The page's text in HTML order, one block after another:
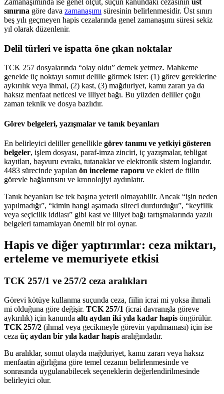
Zamanaşımında ise genel ölçüt, suçun kanundaki cezasının üst
sınırına göre dava zamanaşımı süresinin belirlenmesidir. Üst sınırı
beş yılı geçmeyen hapis cezalarında genel zamanaşımı süresi sekiz
yıl olarak düzenlenir.
Delil türleri ve ispatta öne çıkan noktalar
TCK 257 dosyalarında “olay oldu” demek yetmez. Mahkeme
genelde üç noktayı somut delille görmek ister: (1) görev gereklerine
aykırılık veya ihmal, (2) kast, (3) mağduriyet, kamu zararı ya da
haksız menfaat neticesi ve illiyet bağı. Bu yüzden deliller çoğu
zaman teknik ve dosya bazlıdır.
Görev belgeleri, yazışmalar ve tanık beyanları
En belirleyici deliller genellikle görev tanımı ve yetkiyi gösteren
belgeler, işlem dosyası, paraf-imza zinciri, iç yazışmalar, tebligat
kayıtları, başvuru evrakı, tutanaklar ve elektronik sistem loglarıdır.
4483 sürecinde yapılan ön inceleme raporu ve ekleri de fiilin
görevle bağlantısını ve kronolojiyi aydınlatır.
Tanık beyanları ise tek başına yeterli olmayabilir. Ancak “işin neden
yapılmadığı”, “kimin hangi aşamada süreci durdurduğu”, “keyfilik
veya seçicilik iddiası” gibi kast ve illiyet bağı tartışmalarında yazılı
belgeleri tamamlayan önemli bir rol oynar.
Hapis ve diğer yaptırımlar: ceza miktarı,
erteleme ve memuriyete etkisi
TCK 257/1 ve 257/2 ceza aralıkları
Görevi kötüye kullanma suçunda ceza, fiilin icrai mi yoksa ihmali
mi olduğuna göre değişir. TCK 257/1 (icrai davranışla göreve
aykırılık) için kanunda altı aydan iki yıla kadar hapis öngörülür.
TCK 257/2 (ihmal veya gecikmeyle görevin yapılmaması) için ise
ceza üç aydan bir yıla kadar hapis aralığındadır.
Bu aralıklar, somut olayda mağduriyet, kamu zararı veya haksız
menfaatin ağırlığına göre temel cezanın belirlenmesinde ve
sonrasında uygulanabilecek seçeneklerin değerlendirilmesinde
belirleyici olur.